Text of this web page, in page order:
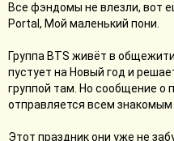
Все фэндомы не влезли, вот
Portal, Мой маленький пони.
Группа BTS живёт в
пустует на Новый год и
группой там. Но сообщение о
отправляется всем знакомым
Этот праздник они уже не